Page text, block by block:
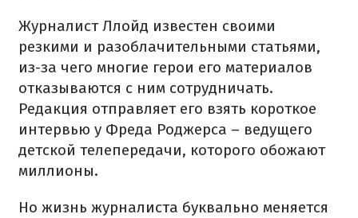
Журналист Ллойд известен своими
резкими и разоблачительными статьями,
из-за чего многие герои его материалов
отказываются с ним сотрудничать.
Редакция отправляет его взять короткое
интервью у Фреда Роджерса – ведущего
детской телепередачи, которого обожают
миллионы.
Но жизнь журналиста буквально меняется